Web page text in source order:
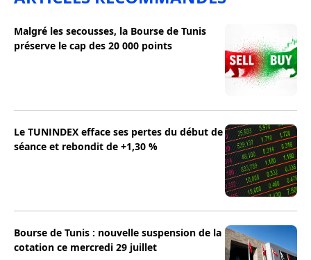
Malgré les secousses, la Bourse de Tunis
préserve le cap des 20 000 points
Le TUNINDEX efface ses pertes du début de
séance et rebondit de +1,30 %
Bourse de Tunis : nouvelle suspension de la
cotation ce mercredi 29 juillet